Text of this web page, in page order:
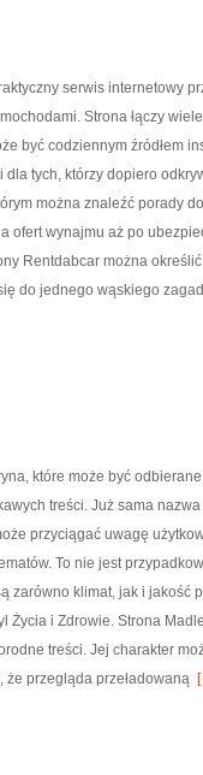
serwis internetowy
Strona łączy
być codziennym źródłem
dla tych, którzy dopiero
można znaleźć porady
ofert wynajmu aż po
Rentdabcar można
do jednego wąskiego
które może być
treści. Już sama
przyciągać uwagę
To nie jest
zarówno klimat, jak i jakość
Życia i Zdrowie. Strona
treści. Jej charakter
przegląda przeładowaną